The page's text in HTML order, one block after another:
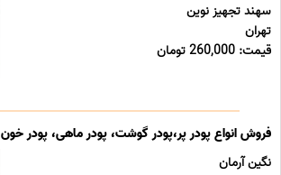
سهند تجهیز نوین
تهران
قیمت: 260,000 تومان
فروش انواع پودر پر،پودر گوشت، پودر ماهی، پودر خون
نگین آرمان